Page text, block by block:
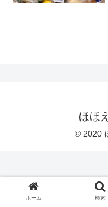
ほほ
© 2020
ホーム 検索